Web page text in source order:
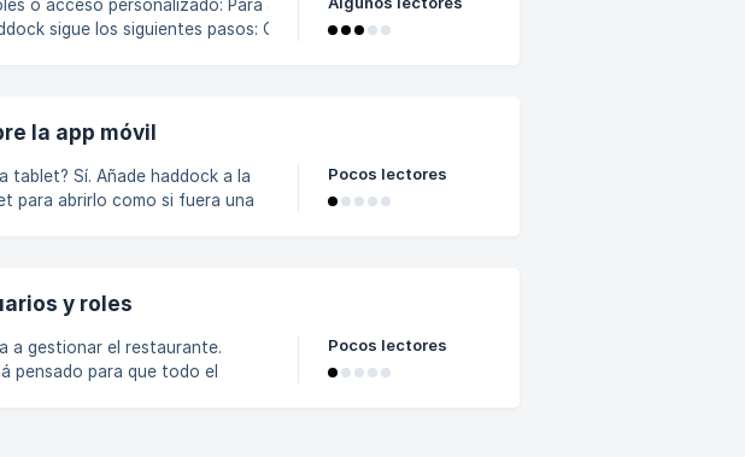
personalizado: Para añadir
los siguientes pasos: Opción 1:
la app móvil
a la
para abrirlo como si fuera una
Pocos lectores
y roles
a gestionar el restaurante.
Pocos lectores